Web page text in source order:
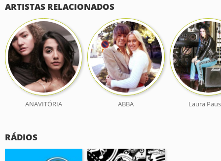
ARTISTAS RELACIONADOS
ANAVITÓRIA ABBA Laura
RÁDIOS